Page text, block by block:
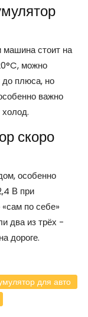
машина стоит на
можно
до плюса, но
важно
холод.
скоро
особенно
В при
по себе»
два из трёх -
дороге.
для авто